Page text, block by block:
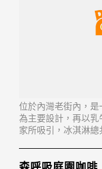
位於內灣老街內，
為主要設計，再以
家所吸引，冰淇淋